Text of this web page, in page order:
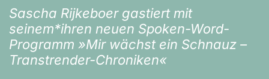
Sascha Rijkeboer gastiert mit
seinem*ihren neuen Spoken-Word-
Programm »Mir wächst ein Schnauz –
Transtrender-Chroniken«